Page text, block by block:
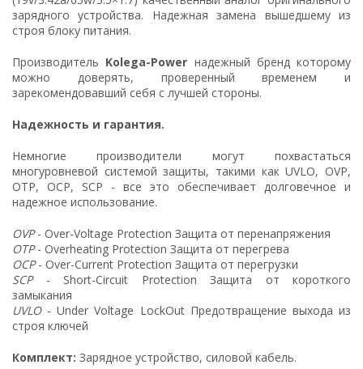
зарядного устройства. Надежная замена вышедшему из
строя блоку питания.
Производитель Kolega-Power надежный бренд которому
можно доверять, проверенный временем и
зарекомендовавший себя с лучшей стороны.
Надежность и гарантия.
Немногие производители могут похвастаться
многуровневой системой защиты, такими как UVLO, OVP,
OTP, OCP, SCP - все это обеспечивает долговечное и
надежное использование.
OVP- Over-Voltage Protection Защита от перенапряжения
OTP- Overheating Protection Защита от перегрева
OCP- Over-Current Protection Защита от перегрузки
SCP- Short-Circuit Protection Защита от короткого
замыкания
UVLO- Under Voltage LockOut Предотвращение выхода из
строя ключей
Комплект: Зарядное устройство, силовой кабель.